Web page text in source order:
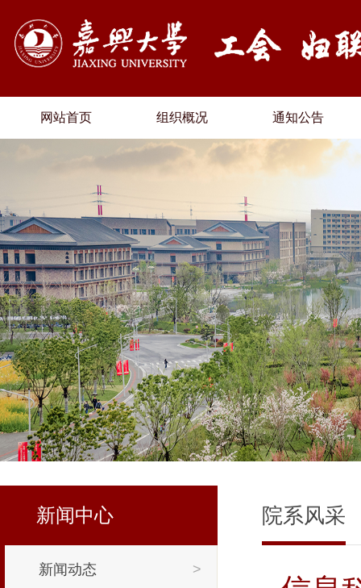
网站首页 组织概况 通知公告
新闻中心
新闻动态 >
院系风采